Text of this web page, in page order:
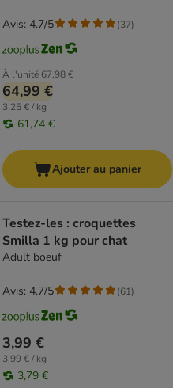
À l'unité 67,98 €
64,99 €
3,25 € / kg
61,74 €
Avis: 4.7/5 (37)
Ajouter au panier
Testez-les : croquettes
Smilla 1 kg pour chat
Adult boeuf
3,99 €
3,99 € / kg
3,79 €
Avis: 4.7/5 (61)